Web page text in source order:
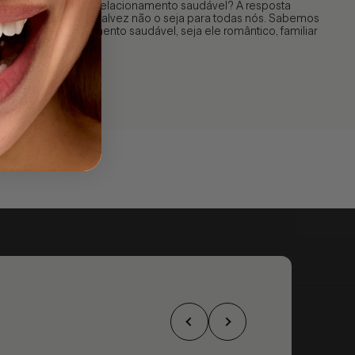
Afinal, o que é um relacionamento saudável? A resposta
parece óbvia mas talvez não o seja para todas nós. Sabemos
que um relacionamento saudável, seja ele romântico, familiar
ou de...